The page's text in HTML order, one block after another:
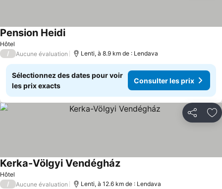
Hôtel
Pension Heidi
/ Aucune évaluation Lenti, à 8.9 km de : Lendava
Sélectionnez des dates pour voir
les prix exacts
Consulter les prix
Partager
Hôtel
Kerka-Völgyi Vendégház
/ Aucune évaluation Lenti, à 12.6 km de : Lendava